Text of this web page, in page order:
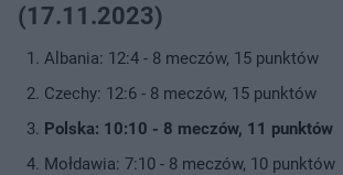
(17.11.2023)
Albania: 12:4 - 8 meczów, 15 punktów
Czechy: 12:6 - 8 meczów, 15 punktów
Polska: 10:10 - 8 meczów, 11 punktów
Mołdawia: 7:10 - 8 meczów, 10 punktów